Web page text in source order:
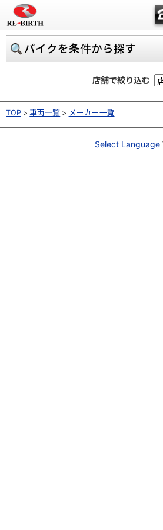
バイクを条件から探す
店舗で絞り込む
TOP 車両一覧 メーカー一覧
Select Language